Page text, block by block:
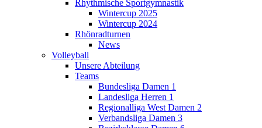
Rhythmische Sportgymnastik
Wintercup 2025
Wintercup 2024
Rhönradturnen
News
Volleyball
Unsere Abteilung
Teams
Bundesliga Damen 1
Landesliga Herren 1
Regionalliga West Damen 2
Verbandsliga Damen 3